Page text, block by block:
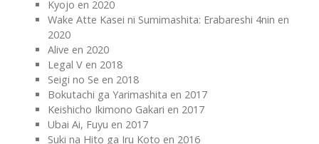
Kyojo en 2020
Wake Atte Kasei ni Sumimashita: Erabareshi 4nin en
2020
Alive en 2020
Legal V en 2018
Seigi no Se en 2018
Bokutachi ga Yarimashita en 2017
Keishicho Ikimono Gakari en 2017
Ubai Ai, Fuyu en 2017
Suki na Hito ga Iru Koto en 2016